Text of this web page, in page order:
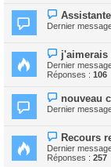
Dernier
j'aimerais
Dernier
Réponses : 106
nouveau
Dernier
Recours
Dernier
Réponses : 257